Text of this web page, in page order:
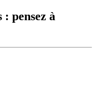
: pensez à